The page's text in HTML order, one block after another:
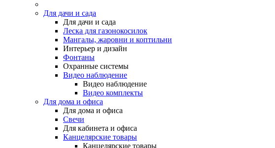
Для дачи и сада
Для дачи и сада
Леска для газонокосилок
Мангалы, жаровни и коптильни
Интерьер и дизайн
Фонтаны
Охранные системы
Видео наблюдение
Видео наблюдение
Видео комплекты
Для дома и офиса
Для дома и офиса
Свечи
Для кабинета и офиса
Канцелярские товары
Канцелярские товары